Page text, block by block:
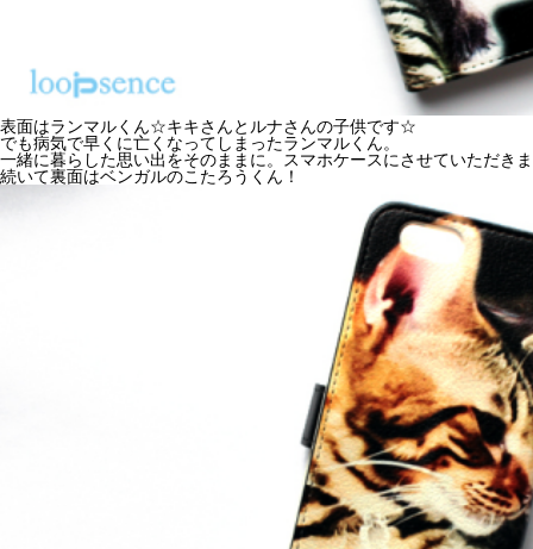
表面はランマルくん☆キキさんとルナさんの子供です☆
でも病気で早くに亡くなってしまったランマルくん。
一緒に暮らした思い出をそのままに。スマホケースにさせていただき
続いて裏面はベンガルのこたろうくん！